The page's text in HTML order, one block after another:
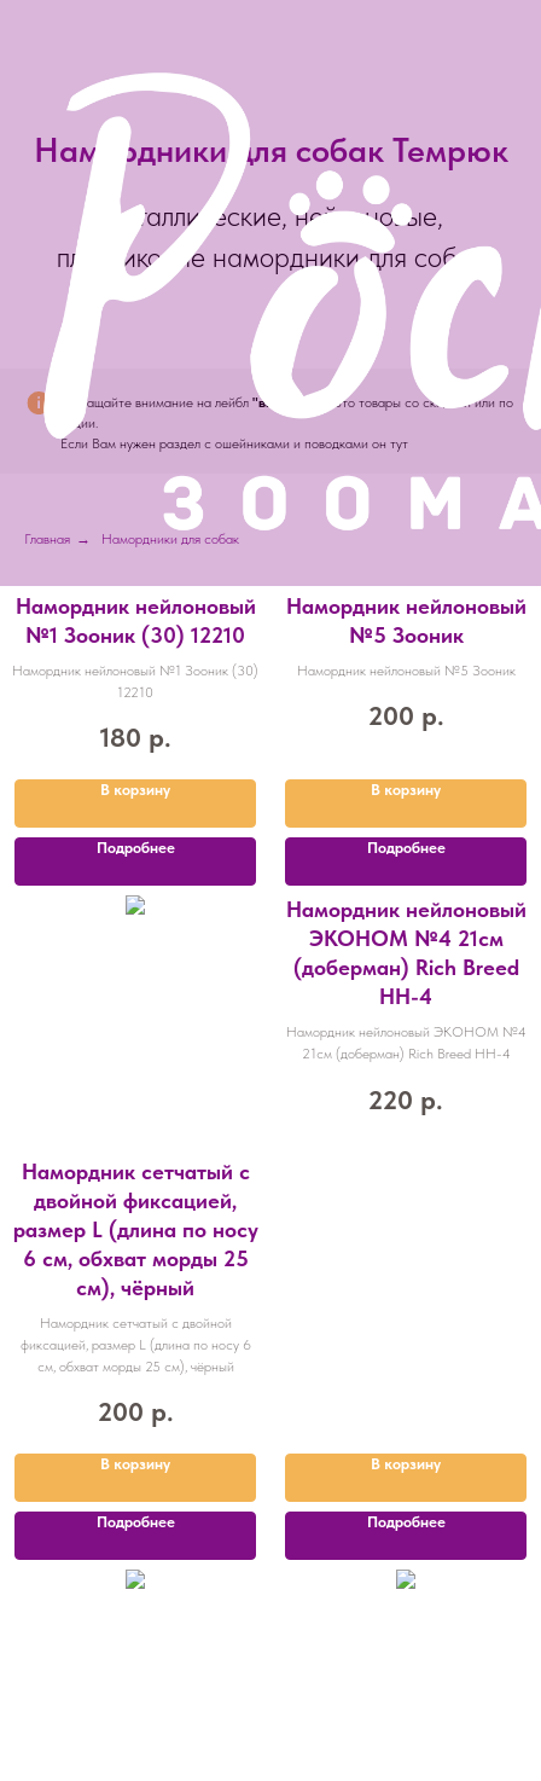
Намордники для собак Темрюк
Металлические, нейлоновые,
пластиковые намордники для собак
Обращайте внимание на лейбл "выгодно" - это товары со скидкой или по
акции.
Если Вам нужен раздел с ошейниками и поводками он тут
Главная → Намордники для собак
Намордник нейлоновый
№1 Зооник (30) 12210
Намордник нейлоновый №1 Зооник (30)
12210
180 р.
В корзину
Подробнее
Намордник нейлоновый
№5 Зооник
Намордник нейлоновый №5 Зооник
200 р.
В корзину
Подробнее
Намордник сетчатый с
двойной фиксацией,
размер L (длина по носу
6 см, обхват морды 25
см), чёрный
Намордник сетчатый с двойной
фиксацией, размер L (длина по носу 6
см, обхват морды 25 см), чёрный
200 р.
В корзину
Подробнее
Намордник нейлоновый
ЭКОНОМ №4 21см
(доберман) Rich Breed
НН-4
Намордник нейлоновый ЭКОНОМ №4
21см (доберман) Rich Breed НН-4
220 р.
В корзину
Подробнее